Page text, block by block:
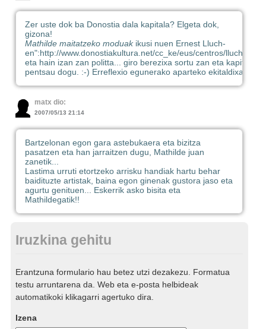
Zer uste dok ba Donostia dala kapitala? Elgeta dok,
gizona!
Mathilde maitatzeko moduakikusi nuen Ernest Lluch-
en":http://www.donostiakultura.net/cc_ke/eus/centros/lluch/
eta hain izan zan politta... giro berezixa sortu zan eta kapitalera
pentsau dogu. :-) Erreflexio egunerako aparteko ekitaldixa.
matx dio:
2007/05/13 21:14
Bartzelonan egon gara astebukaera eta bizitza
pasatzen eta han jarraitzen dugu, Mathilde juan
zanetik...
Lastima urruti etortzeko arrisku handiak hartu behar
baidituzte artistak, baina egon ginenak gustora jaso eta
agurtu genituen... Eskerrik asko bisita eta
Mathildegatik!!
Iruzkina gehitu
Erantzuna formulario hau betez utzi dezakezu. Formatua
testu arruntarena da. Web eta e-posta helbideak
automatikoki klikagarri agertuko dira.
Izena